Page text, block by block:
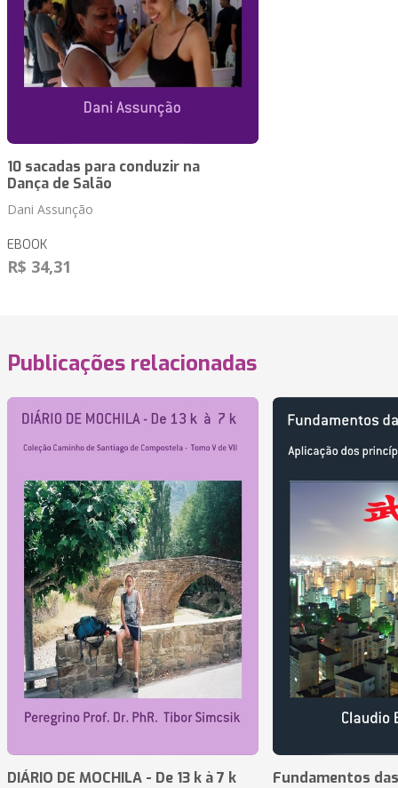
10 sacadas para conduzir na
Dança de Salão
Dani Assunção
EBOOK
R$ 34,31
Publicações relacionadas
DIÁRIO DE MOCHILA - De 13 k à 7 k Fundamentos